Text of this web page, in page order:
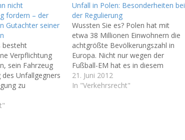
nicht
fordern – der
Gutachter seiner
besteht
Verpflichtung
sein Fahrzeug
des Unfallgegners
zu
das LG
(A.Z. 16 O
Unfall in Polen: Besonderheiten bei
der Regulierung
Wussten Sie es? Polen hat mit
etwa 38 Millionen Einwohnern die
achtgrößte Bevölkerungszahl in
Europa. Nicht nur wegen der
Fußball-EM hat es in diesem
Sommer zahlreiche Urlauber aus
Berlin, Brandenburg und
21. Juni 2012
In "Verkehrsrecht"